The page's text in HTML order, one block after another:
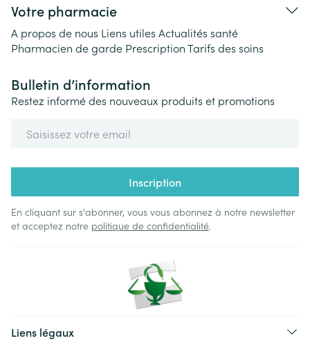
Votre pharmacie
A propos de nous Liens utiles Actualités santé
Pharmacien de garde PrescriptionTarifs des soins
Bulletin d’information
Restez informé des nouveaux produits et promotions
Inscription
En cliquant sur s'abonner, vous vous abonnez à notre newsletter
et acceptez notre politique de confidentialité.
Liens légaux